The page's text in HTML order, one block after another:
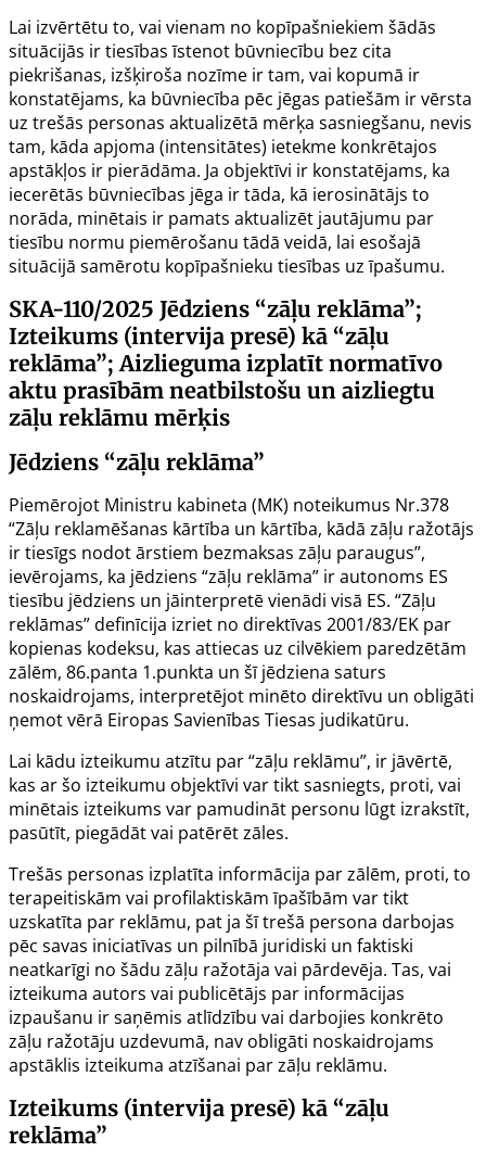
Lai izvērtētu to, vai vienam no kopīpašniekiem šādās
situācijās ir tiesības īstenot būvniecību bez cita
piekrišanas, izšķiroša nozīme ir tam, vai kopumā ir
konstatējams, ka būvniecība pēc jēgas patiešām ir vērsta
uz trešās personas aktualizētā mērķa sasniegšanu, nevis
tam, kāda apjoma (intensitātes) ietekme konkrētajos
apstākļos ir pierādāma. Ja objektīvi ir konstatējams, ka
iecerētās būvniecības jēga ir tāda, kā ierosinātājs to
norāda, minētais ir pamats aktualizēt jautājumu par
tiesību normu piemērošanu tādā veidā, lai esošajā
situācijā samērotu kopīpašnieku tiesības uz īpašumu.
SKA-110/2025 Jēdziens “zāļu reklāma”;
Izteikums (intervija presē) kā “zāļu
reklāma”; Aizlieguma izplatīt normatīvo
aktu prasībām neatbilstošu un aizliegtu
zāļu reklāmu mērķis
Jēdziens “zāļu reklāma”
Piemērojot Ministru kabineta (MK) noteikumus Nr.378
“Zāļu reklamēšanas kārtība un kārtība, kādā zāļu ražotājs
ir tiesīgs nodot ārstiem bezmaksas zāļu paraugus”,
ievērojams, ka jēdziens “zāļu reklāma” ir autonoms ES
tiesību jēdziens un jāinterpretē vienādi visā ES. “Zāļu
reklāmas” definīcija izriet no direktīvas 2001/83/EK par
kopienas kodeksu, kas attiecas uz cilvēkiem paredzētām
zālēm, 86.panta 1.punkta un šī jēdziena saturs
noskaidrojams, interpretējot minēto direktīvu un obligāti
ņemot vērā Eiropas Savienības Tiesas judikatūru.
Lai kādu izteikumu atzītu par “zāļu reklāmu”, ir jāvērtē,
kas ar šo izteikumu objektīvi var tikt sasniegts, proti, vai
minētais izteikums var pamudināt personu lūgt izrakstīt,
pasūtīt, piegādāt vai patērēt zāles.
Trešās personas izplatīta informācija par zālēm, proti, to
terapeitiskām vai profilaktiskām īpašībām var tikt
uzskatīta par reklāmu, pat ja šī trešā persona darbojas
pēc savas iniciatīvas un pilnībā juridiski un faktiski
neatkarīgi no šādu zāļu ražotāja vai pārdevēja. Tas, vai
izteikuma autors vai publicētājs par informācijas
izpaušanu ir saņēmis atlīdzību vai darbojies konkrēto
zāļu ražotāju uzdevumā, nav obligāti noskaidrojams
apstāklis izteikuma atzīšanai par zāļu reklāmu.
Izteikums (intervija presē) kā “zāļu
reklāma”